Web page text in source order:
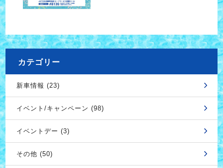
カテゴリー
新車情報 (23)
イベント/キャンペーン (98)
イベントデー (3)
その他 (50)